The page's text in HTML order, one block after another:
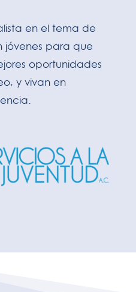
en el tema de
jóvenes para que
oportunidades
y vivan en